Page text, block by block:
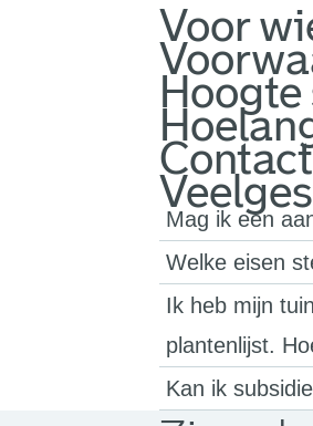
Voor
Contact
Mag ik een
Welke eisen
Ik heb mijn
plantenlijst.
Kan ik